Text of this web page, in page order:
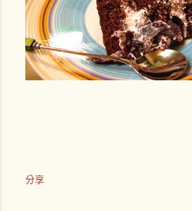
分享